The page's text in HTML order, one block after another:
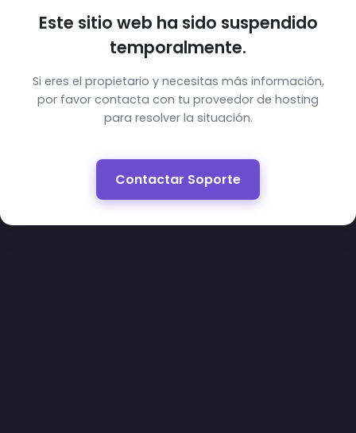
Este sitio web ha sido suspendido
temporalmente.
Si eres el propietario y necesitas más información,
por favor contacta con tu proveedor de hosting
para resolver la situación.
Contactar Soporte